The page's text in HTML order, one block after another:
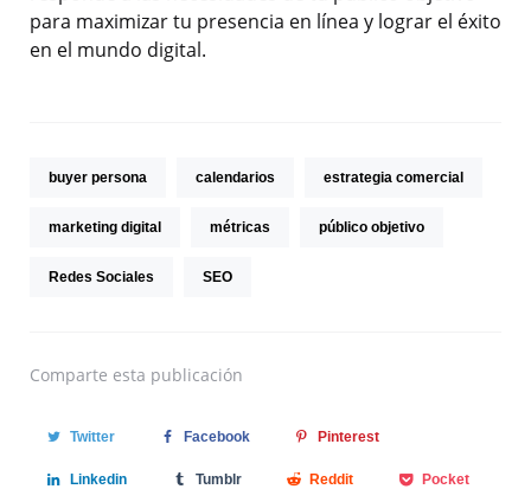
para maximizar tu presencia en línea y lograr el éxito
en el mundo digital.
buyer persona calendarios estrategia comercial
marketing digital métricas público objetivo
Redes Sociales SEO
Comparte esta publicación
Twitter Facebook Pinterest
Linkedin Tumblr Reddit Pocket